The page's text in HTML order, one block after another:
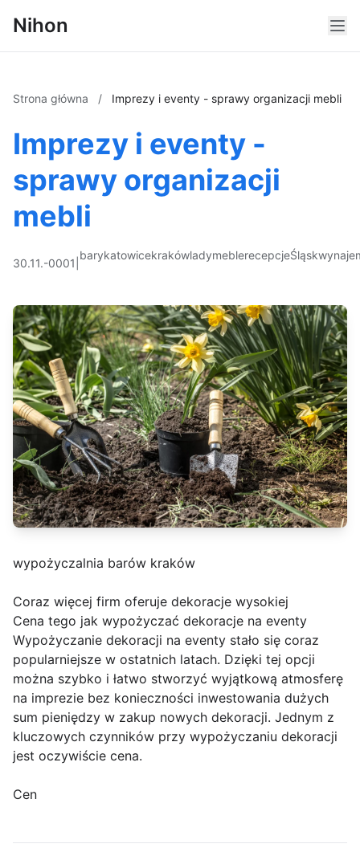
Nihon
Strona główna / Imprezy i eventy - sprawy organizacji mebli
Imprezy i eventy -
sprawy organizacji
mebli
30.11.-0001
barykatowicekrakówladymeblerecepcjeŚląsk
wypożyczalnia barów kraków
Coraz więcej firm oferuje dekoracje wysokiej
Cena tego jak wypożyczać dekoracje na eventy
Wypożyczanie dekoracji na eventy stało się coraz
popularniejsze w ostatnich latach. Dzięki tej opcji
można szybko i łatwo stworzyć wyjątkową atmosferę
na imprezie bez konieczności inwestowania dużych
sum pieniędzy w zakup nowych dekoracji. Jednym z
kluczowych czynników przy wypożyczaniu dekoracji
jest oczywiście cena.
Cen